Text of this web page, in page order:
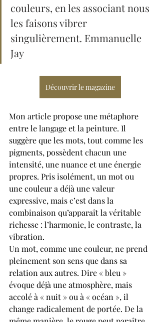
couleurs, en les associant nous
les faisons vibrer
singulièrement. Emmanuelle
Jay
Découvrir le magazine
Mon article propose une métaphore
entre le langage et la peinture. Il
suggère que les mots, tout comme les
pigments, possèdent chacun une
intensité, une nuance et une énergie
propres. Pris isolément, un mot ou
une couleur a déjà une valeur
expressive, mais c’est dans la
combinaison qu’apparaît la véritable
richesse : l’harmonie, le contraste, la
vibration.
Un mot, comme une couleur, ne prend
pleinement son sens que dans sa
relation aux autres. Dire « bleu »
évoque déjà une atmosphère, mais
accolé à « nuit » ou à « océan », il
change radicalement de portée. De la